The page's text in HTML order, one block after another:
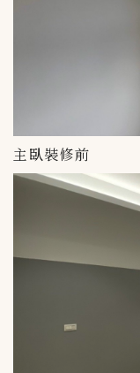
主臥裝修前